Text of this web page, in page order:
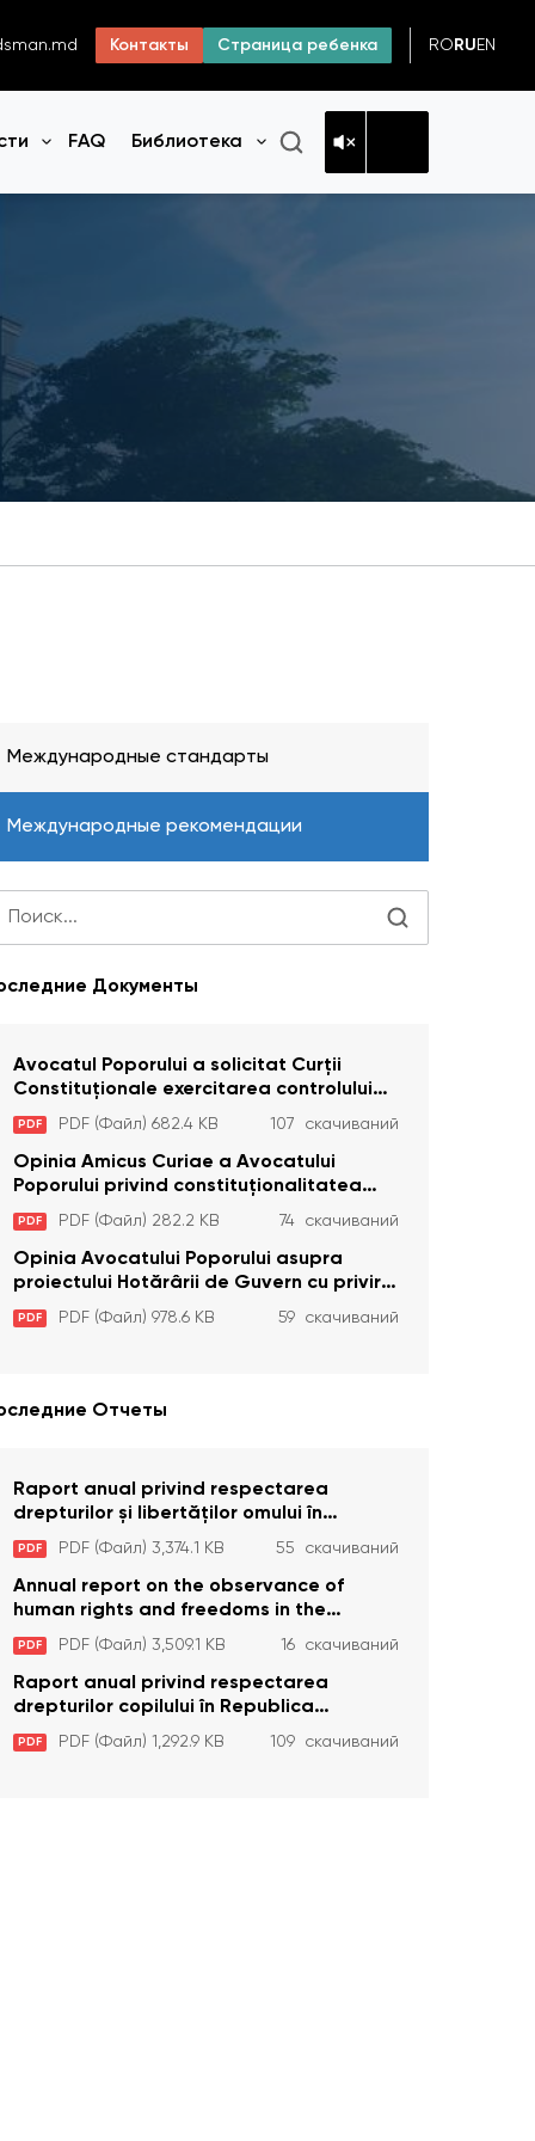
Контакты Страница ребенка RO RU EN
FAQ Библиотека
Открыть меню
Международные стандарты
Международные рекомендации
Документы
Avocatul Poporului a solicitat Curţii
Constituţionale exercitarea controlului
constituţionalităţii unor prevederi cu
privire la plata alocației sociale de stat
persoanelor cu dizabilitați care sunt
private de liberate
PDF PDF (Файл) 682.4 KB 107 скачиваний
Opinia Amicus Curiae a Avocatului
Poporului privind constituționalitatea
unor prevederi care interzic angajarea în
organizațiile de pază particulară a
persoanelor condamnate pentru
comiterea cu intenție a unor infracțiuni a
fost luată în considerare de Curtea
Constituțională
PDF PDF (Файл) 282.2 KB 74 скачиваний
Opinia Avocatului Poporului asupra
proiectului Hotărârii de Guvern cu privire
la aprobarea proiectului de lege privind
activitatea sanitară veterinarăa
PDF PDF (Файл) 978.6 KB 59 скачиваний
Отчеты
Raport anual privind respectarea
drepturilor și libertăților omului în
Republica Moldova în anul 2023
PDF PDF (Файл) 3,374.1 KB 55 скачиваний
Annual report on the observance of
human rights and freedoms in the
Republic of Moldova in 2023
PDF PDF (Файл) 3,509.1 KB 16 скачиваний
Raport anual privind respectarea
drepturilor copilului în Republica
Moldova în anul 2023
PDF PDF (Файл) 1,292.9 KB 109 скачиваний